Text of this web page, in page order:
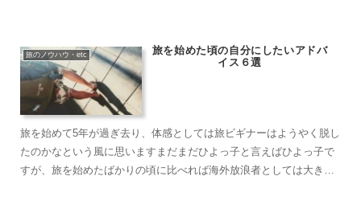
術）、可愛さの4……
旅のノウハウ・etc
旅を始めた頃の自分にしたいアドバ
イス６選
旅を始めて5年が過ぎ去り、体感としては旅ビギナーはようやく脱し
たのかなという風に思いますまだまだひよっ子と言えばひよっ子で
すが、旅を始めたばかりの頃に比べれば海外放浪者としては大きく